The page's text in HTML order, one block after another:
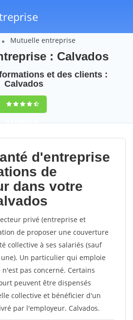
Mutuelle entreprise
: Calvados
et des clients :
Calvados
9,5(100%)34
votes
d'entreprise
de
dans votre
privé (entreprise et
de proposer une couverture
collective à ses salariés (sauf
Un particulier qui emploie
pas concerné. Certains
peuvent être dispensés
collective et bénéficier d'un
par l'employeur. Calvados.